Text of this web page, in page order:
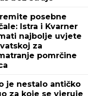
posebne
Istra i Kvarner
najbolje uvjete
za
pomrčine
je nestalo antičko
za koje se vjeruje